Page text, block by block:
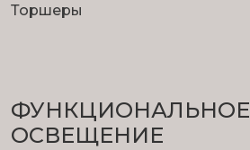
Торшеры
ФУНКЦИОНА­ЛЬНОЕ
ОСВЕЩЕНИЕ